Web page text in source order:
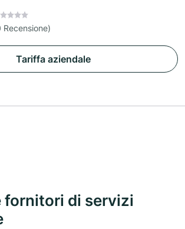
Recensione)
Tariffa aziendale
fornitori di servizi